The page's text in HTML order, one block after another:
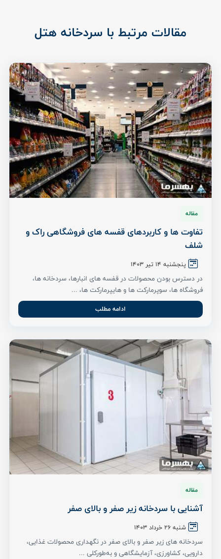
مقالات مرتبط با سردخانه هتل
مقاله
تفاوت ها و کاربردهای قفسه های فروشگاهی راک و
شلف
پنجشنبه 14 تیر ۱۴۰3
در دسترس بودن محصولات در قفسه های انبارها، سردخانه ها،
فروشگاه‌ ها، سوپرمارکت ها و هایپرمارکت ها، ...
ادامه مطلب
مقاله
آشنایی با سردخانه زیر صفر و بالای صفر
شنبه ۲6 خرداد ۱۴۰3
سردخانه های زیر صفر و بالای صفر در نگهداری محصولات غذایی،
دارویی، کشاورزی، آزمایشگاهی و به‌طورکلی ...